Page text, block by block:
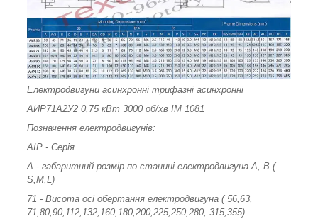
Електродвигуни асинхронні трифазні асинхронні
АИР71А2У2 0,75 кВт 3000 об/хв ІМ 1081
Позначення електродвигунів:
АЇР - Серія
А - габаритний розмір по станині електродвигуна А, В (
S,M,L)
71 - Висота осі обертання електродвигуна ( 56,63,
71,80,90,112,132,160,180,200,225,250,280, 315,355)